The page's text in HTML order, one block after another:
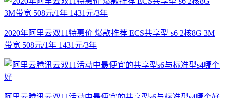
2020年阿里云双11特惠价 爆款推荐 ECS共享型 s6 2核8G 3M
带宽 508元/1年 1431元/3年